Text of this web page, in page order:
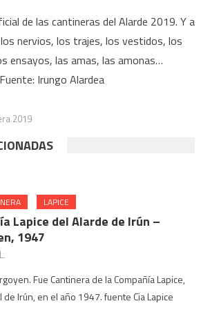
de las cantineras del Alarde 2019. Y a
nervios, los trajes, los vestidos, los
ensayos, las amas, las amonas…
Irungo Alardea
2019
LAPICE
Lapice del Alarde de Irún –
1947
Fue Cantinera de la Compañía Lapice,
Irún, en el año 1947. fuente Cia Lapice